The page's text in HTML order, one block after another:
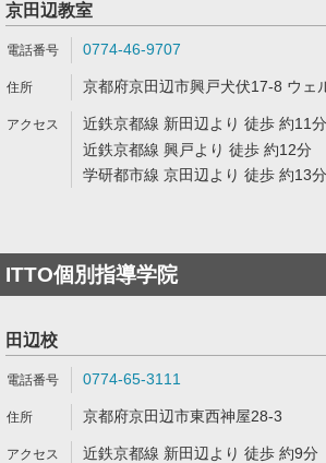
京田辺教室
0774-46-9707
京都府京田辺市興戸犬伏17-8 ウェ
近鉄京都線 新田辺より 徒歩 約11分
近鉄京都線 興戸より 徒歩 約12分
学研都市線 京田辺より 徒歩 約13分
ITTO個別指導学院
田辺校
0774-65-3111
京都府京田辺市東西神屋28-3
近鉄京都線 新田辺より 徒歩 約9分